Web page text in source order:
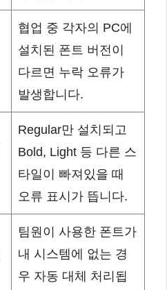
협업 중 각자의 PC에
설치된 폰트 버전이
다르면 누락 오류가
발생합니다.
Regular만 설치되고
Bold, Light 등 다른 스
타일이 빠져있을 때
오류 표시가 뜹니다.
팀원이 사용한 폰트가
내 시스템에 없는 경
우 자동 대체 처리됩